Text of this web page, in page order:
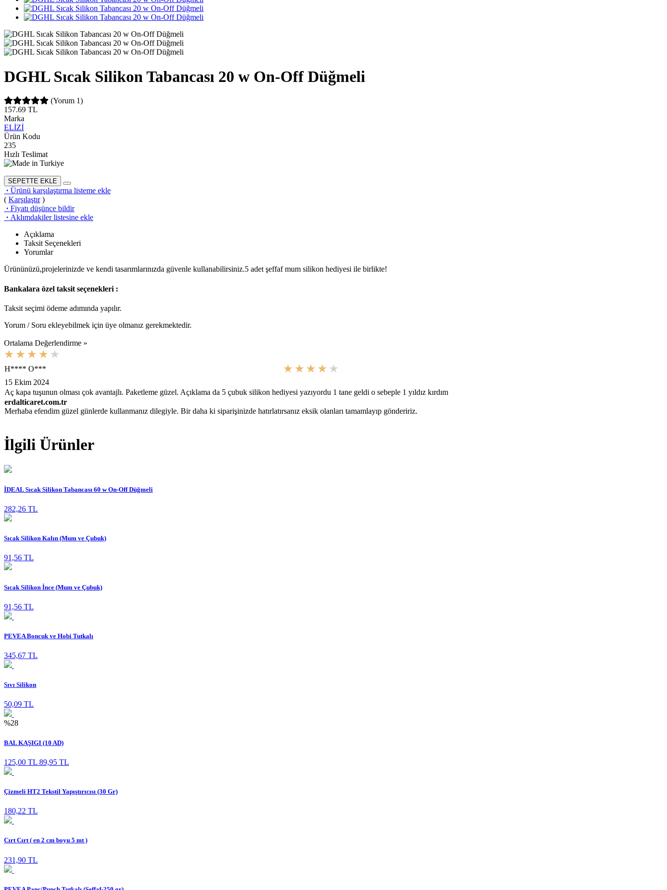
DGHL Sıcak Silikon Tabancası 20 w On-Off Düğmeli
(Yorum 1)
157.69 TL
Marka
ELİZİ
Ürün Kodu
235
Hızlı Teslimat
SEPETTE EKLE
· Ürünü karşılaştırma listeme ekle
( Karşılaştır)
· Fiyatı düşünce bildir
· Aklımdakiler listesine ekle
Açıklama
Taksit Seçenekleri
Yorumlar
Ürününüzü,projelerinizde ve kendi tasarımlarınızda güvenle kullanabilirsiniz.5 adet şeffaf mum silikon hediyesi ile birlikte!
Bankalara özel taksit seçenekleri :
Taksit seçimi ödeme adımında yapılır.
Yorum / Soru ekleyebilmek için üye olmanız gerekmektedir.
Ortalama Değerlendirme »
H**** O***
15 Ekim 2024
Aç kapa tuşunun olması çok avantajlı. Paketleme güzel. Açıklama da 5 çubuk silikon hediyesi yazıyordu 1 tane geldi o sebeple 1 yıldız kırdım
erdalticaret.com.tr
Merhaba efendim güzel günlerde kullanmanız dilegiyle. Bir daha ki siparişinizde hatırlatırsanız eksik olanları tamamlayıp göndeririz.
İlgili Ürünler
İDEAL Sıcak Silikon Tabancası 60 w On-Off Düğmeli
282,26 TL
Sıcak Silikon Kalın (Mum ve Çubuk)
91,56 TL
Sıcak Silikon İnce (Mum ve Çubuk)
91,56 TL
PEVEA Boncuk ve Hobi Tutkalı
345,67 TL
Sıvı Silikon
50,09 TL
%28
BAL KAŞIGI (10 AD)
125,00 TL 89,95 TL
Çizmeli HT2 Tekstil Yapıştırıcısı (30 Gr)
180,22 TL
Cırt Cırt ( en 2 cm boyu 5 mt )
231,90 TL